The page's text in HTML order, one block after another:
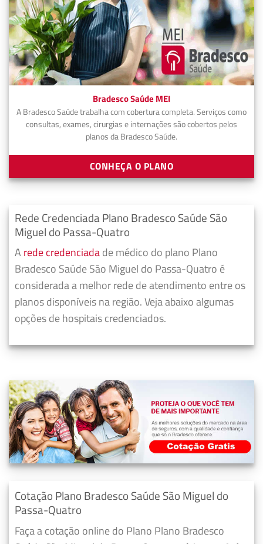
Bradesco Saúde MEI
A Bradesco Saúde trabalha com cobertura completa. Serviços como
consultas, exames, cirurgias e internações são cobertos pelos
planos da Bradesco Saúde.
CONHEÇA O PLANO
Rede Credenciada Plano Bradesco Saúde São
Miguel do Passa-Quatro
A rede credenciadade médico do plano Plano
Bradesco Saúde São Miguel do Passa-Quatro é
considerada a melhor rede de atendimento entre os
planos disponíveis na região. Veja abaixo algumas
opções de hospitais credenciados.
Cotação Plano Bradesco Saúde São Miguel do
Passa-Quatro
Faça a cotação online do Plano Plano Bradesco